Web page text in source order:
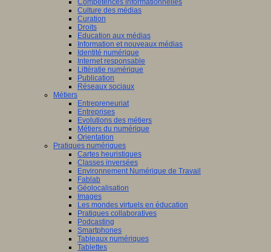
Compétences informationnelles
Culture des médias
Curation
Droits
Education aux médias
Information et nouveaux médias
Identité numérique
Internet responsable
Littératie numérique
Publication
Réseaux sociaux
Métiers
Entrepreneuriat
Entreprises
Evolutions des métiers
Métiers du numérique
Orientation
Pratiques numériques
Cartes heuristiques
Classes inversées
Environnement Numérique de Travail
Fablab
Géolocalisation
Images
Les mondes virtuels en éducation
Pratiques collaboratives
Podcasting
Smartphones
Tableaux numériques
Tablettes